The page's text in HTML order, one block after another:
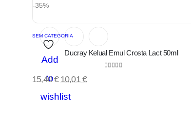
-35%
Add
to
wishlist
SEM CATEGORIA
Ducray Kelual Emul Crosta Lact 50ml
15,40€ 10,01 €